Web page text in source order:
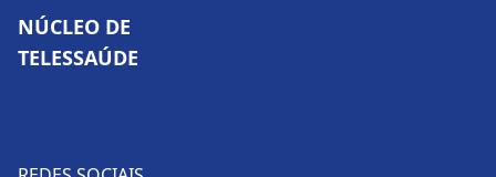
NÚCLEO DE
TELESSAÚDE